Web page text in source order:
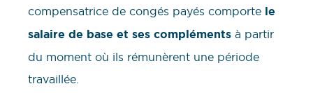
compensatrice de congés payés comporte le
salaire de base et ses compléments à partir
du moment où ils rémunèrent une période
travaillée.